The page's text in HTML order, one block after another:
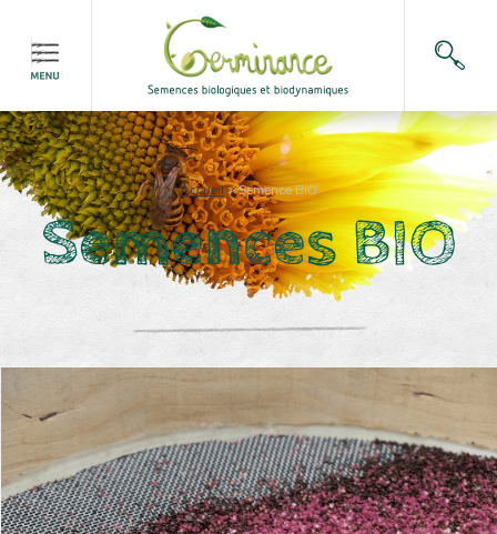
Accueil>Semence BIO
Semences BIO